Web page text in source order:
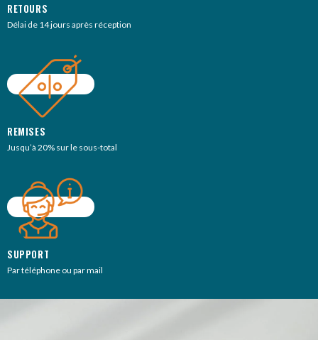
RETOURS
Délai de 14 jours après réception
REMISES
Jusqu’à 20% sur le sous-total
SUPPORT
Par téléphone ou par mail